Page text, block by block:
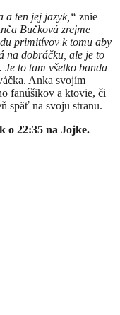
a ten jej jazyk,“ znie
Bučková zrejme
primitívov k tomu aby
na dobráčku, ale je to
Je to tam všetko banda
Anka svojím
fanúšikov a ktovie, či
späť na svoju stranu.
o 22:35 na Jojke.